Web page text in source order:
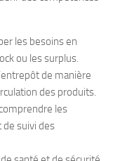
les besoins en
ou les surplus.
de manière
des produits.
les
de suivi des